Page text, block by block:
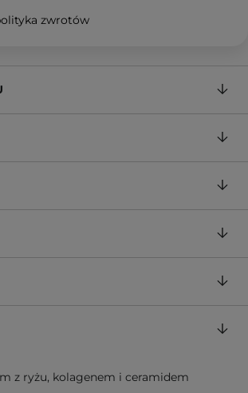
zwrotów
z ryżu, kolagenem i ceramidem